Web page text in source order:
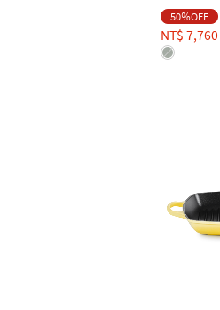
50％OFF
NT$ 7,760